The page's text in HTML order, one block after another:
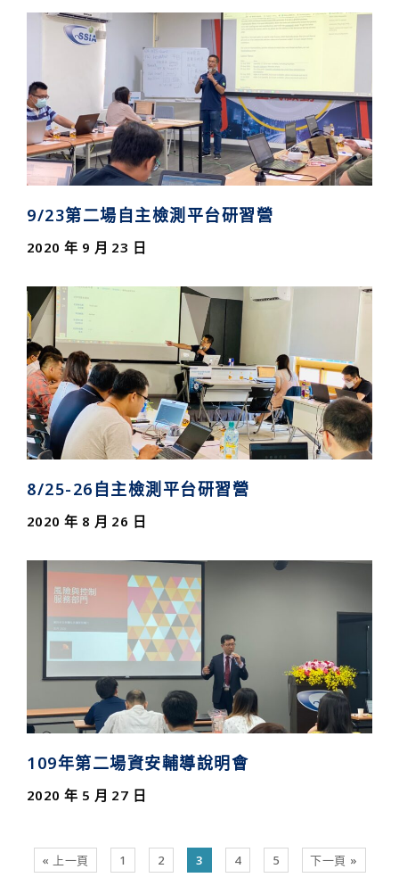
9/23第二場自主檢測平台研習營
2020 年 9 月 23 日
8/25-26自主檢測平台研習營
2020 年 8 月 26 日
109年第二場資安輔導說明會
2020 年 5 月 27 日
« 上一頁 1 2 3 4 5 下一頁 »